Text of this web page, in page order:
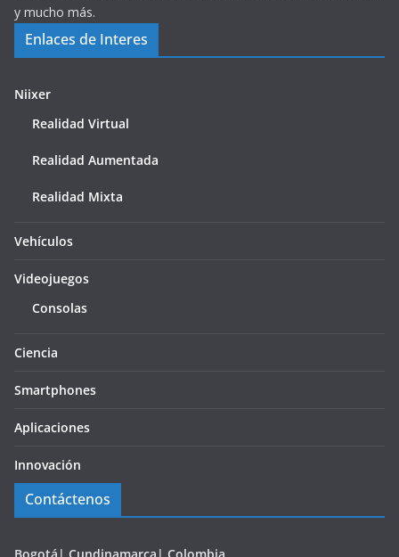
y mucho más.
Enlaces de Interes
Niixer
Realidad Virtual
Realidad Aumentada
Realidad Mixta
Vehículos
Videojuegos
Consolas
Ciencia
Smartphones
Aplicaciones
Innovación
Contáctenos